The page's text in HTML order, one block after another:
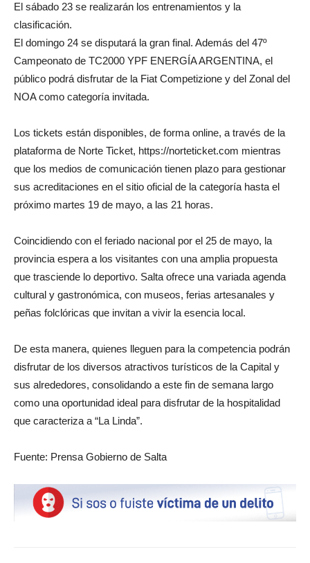
El sábado 23 se realizarán los entrenamientos y la
clasificación.
El domingo 24 se disputará la gran final. Además del 47º
Campeonato de TC2000 YPF ENERGÍA ARGENTINA, el
público podrá disfrutar de la Fiat Competizione y del Zonal del
NOA como categoría invitada.
Los tickets están disponibles, de forma online, a través de la
plataforma de Norte Ticket, https://norteticket.com mientras
que los medios de comunicación tienen plazo para gestionar
sus acreditaciones en el sitio oficial de la categoría hasta el
próximo martes 19 de mayo, a las 21 horas.
Coincidiendo con el feriado nacional por el 25 de mayo, la
provincia espera a los visitantes con una amplia propuesta
que trasciende lo deportivo. Salta ofrece una variada agenda
cultural y gastronómica, con museos, ferias artesanales y
peñas folclóricas que invitan a vivir la esencia local.
De esta manera, quienes lleguen para la competencia podrán
disfrutar de los diversos atractivos turísticos de la Capital y
sus alrededores, consolidando a este fin de semana largo
como una oportunidad ideal para disfrutar de la hospitalidad
que caracteriza a “La Linda”.
Fuente: Prensa Gobierno de Salta